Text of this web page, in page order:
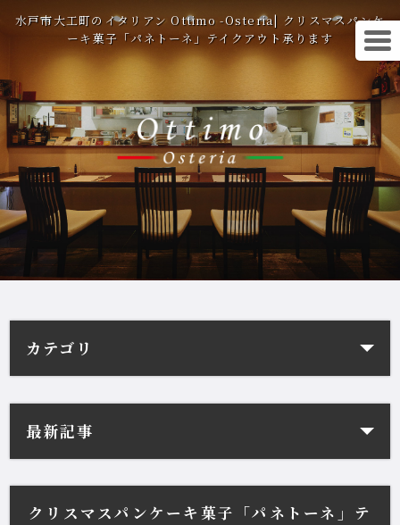
水戸市大工町のイタリアン Ottimo -Osteria| クリスマスパンケ
ーキ菓子「パネトーネ」テイクアウト承ります
カテゴリ
最新記事
クリスマスパンケーキ菓子「パネトーネ」テ